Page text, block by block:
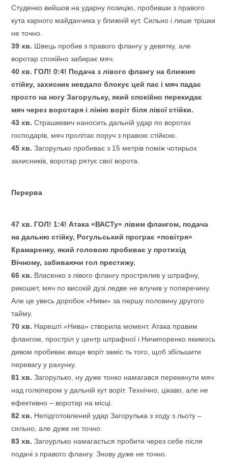
Студенко вийшов на ударну позицію, пробивши з правого
кута карного майданчика у ближній кут. Сильно і лише трішки
не точно.
39 хв. Швець пробив з правого флангу у девятку, але
воротар спокійно забирає мяч.
40 хв. ГОЛ! 0:4! Подача з лівого флангу на ближню
стійку, захисник невдало блокує цей пас і мяч падає
просто на ногу Загорульку, який спокійно перекидає
мяч через воротаря і лінію воріт біля лівої стійки.
43 хв. Страшкевич наносить дальній удар по воротах
господарів, мяч пролітає поруч з правою стійкою.
45 хв. Загорулько пробиває з 15 метрів поміж чотирьох
захисників, воротар рятує свої ворота.
Перерва
47 хв. ГОЛ! 1:4! Атака «ВАСТу» лівим флангом, подача
на дальню стійку, Рогульський програє «повітря»
Крамаренку, який головою пробиває у протихід
Вічному, забиваючи гол престижу.
66 хв. Власенко з лівого флангу прострелив у штрафну,
рикошет, мяч по високій дузі ледве не влучив у поперечину.
Але це увесь доробок «Ниви» за першу половину другого
тайму.
70 хв. Нарешті «Нива» створила момент. Атака правим
флангом, простріл у центр штрафної і Ничипоренко якимось
дивом пробиває вище воріт заміс ть того, щоб збільшити
перевагу у рахунку.
81 хв. Загорулько, ну дуже тонко намагався перекинути мяч
над голкіпером у дальній кут воріт. Технічно, цікаво, але не
ефективно – воротар на місці.
82 хв. Непідготовлений удар Загорулька з ходу з льоту –
сильно, але дуже не точно.
83 хв. Загоурлько намагається пробити через себе після
подачі з правого флангу. Знову дуже не точно.